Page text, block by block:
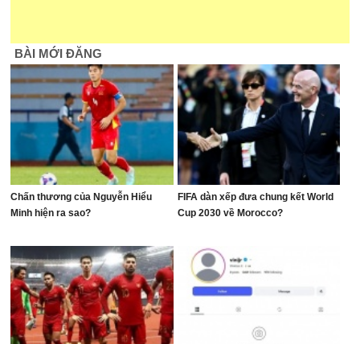
BÀI MỚI ĐĂNG
Chấn thương của Nguyễn Hiểu
Minh hiện ra sao?
FIFA dàn xếp đưa chung kết World
Cup 2030 về Morocco?